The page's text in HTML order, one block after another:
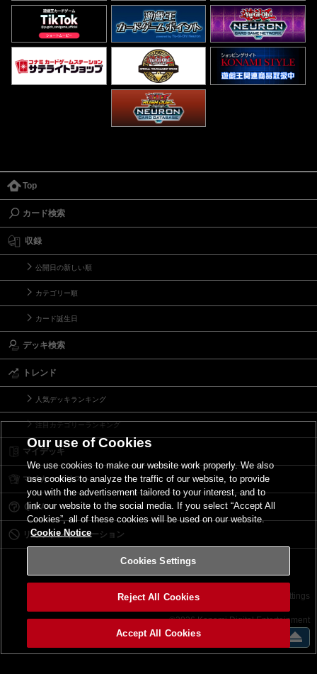
Top
カード検索
収録
公開日の新しい順
カテゴリー順
カード誕生日
デッキ検索
トレンド
人気デッキランキング
注目カテゴリーランキング
マイデッキ
マイカードリスト
Ｑ＆Ａ
リミットレギュレーション
ご利用規約 サイトポリシー Cookies Settings
©2026 Konami Digital Entertainment
Our use of Cookies
We use cookies to make our website work properly. We also
use cookies to analyze the traffic of our website, to provide
you with the advertisement tailored to your interest, and to
link our website to the social media. If you select “Accept All
Cookies”, all of these cookies will be used on our website.
Cookie Notice
Cookies Settings
Reject All Cookies
Accept All Cookies